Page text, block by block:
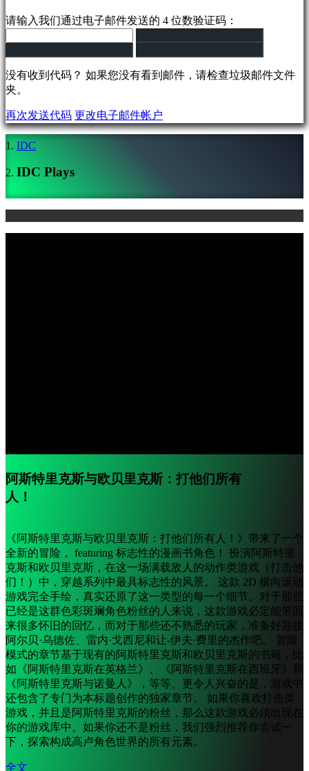
媒
论
Plays
IDC
Gifts
持
见
改
AR
BS
CS
DA
DE
EL
EN
ES
FI
FR
HR
IT
KO
NL
NO
PL
PT
请输入我们通过电子邮件发送的 4 位数验证码：
没有收到代码？ 如果您没有看到邮件，请检查垃圾邮件文件
夹。
再次发送代码 更改电子邮件帐户
IDC
IDC Plays
阿斯特里克斯与欧贝里克斯：打他们所有
人！
《阿斯特里克斯与欧贝里克斯：打他们所有人！》带来了一个
全新的冒险， featuring 标志性的漫画书角色！ 扮演阿斯特里
克斯和欧贝里克斯，在这一场满载敌人的动作类游戏（打击他
们！）中，穿越系列中最具标志性的风景。 这款 2D 横向滚动
游戏完全手绘，真实还原了这一类型的每一个细节。对于那些
已经是这群色彩斑斓角色粉丝的人来说，这款游戏必定能带回
来很多怀旧的回忆，而对于那些还不熟悉的玩家，准备好迎接
阿尔贝·乌德佐、雷内·戈西尼和让-伊夫·费里的杰作吧。 冒险
模式的章节基于现有的阿斯特里克斯和欧贝里克斯的书籍，比
如《阿斯特里克斯在英格兰》、《阿斯特里克斯在西班牙》和
《阿斯特里克斯与诺曼人》，等等。更令人兴奋的是，游戏中
还包含了专门为本标题创作的独家章节。 如果你喜欢打击类
游戏，并且是阿斯特里克斯的粉丝，那么这款游戏必须出现在
你的游戏库中。如果你还不是粉丝，我们强烈推荐你尝试一
下，探索构成高卢角色世界的所有元素。
全文